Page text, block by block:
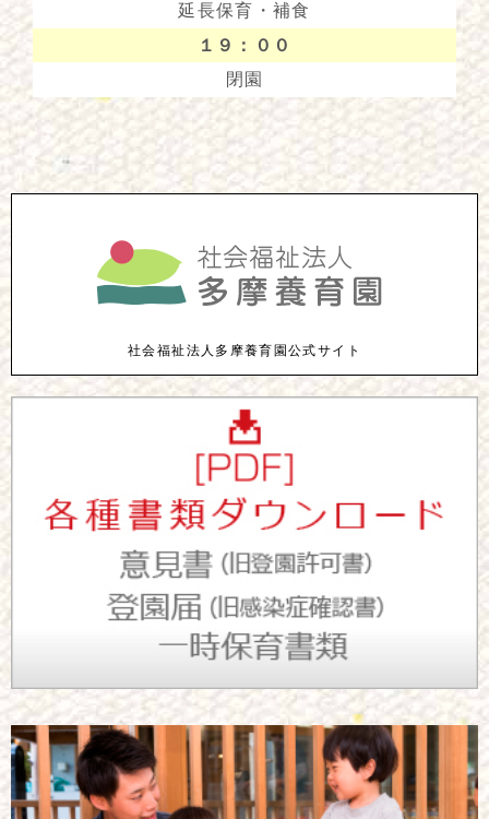
延長保育・補食
１９：００
閉園
社会福祉法人多摩養育園公式サイト